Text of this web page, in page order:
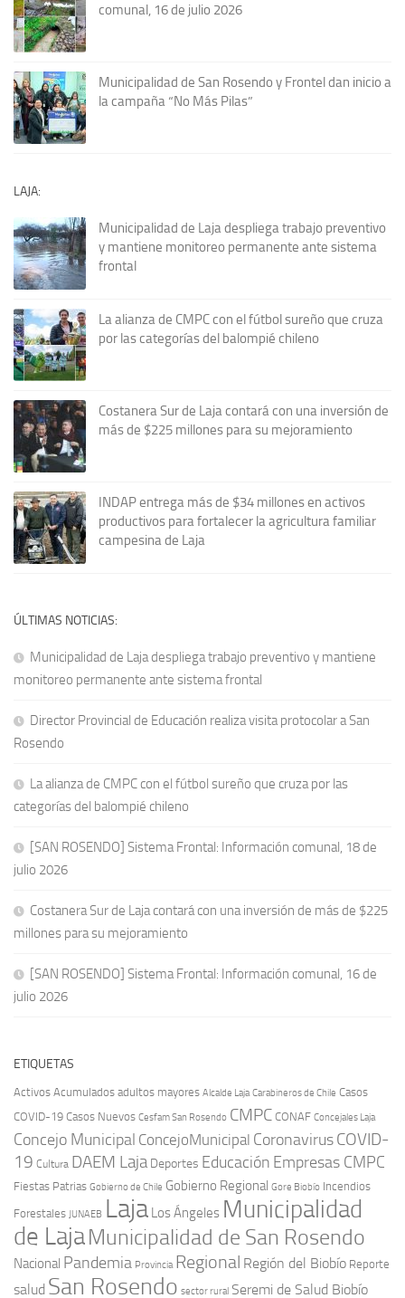
comunal, 16 de julio 2026
Municipalidad de San Rosendo y Frontel dan inicio a
la campaña “No Más Pilas”
LAJA:
Municipalidad de Laja despliega trabajo preventivo
y mantiene monitoreo permanente ante sistema
frontal
La alianza de CMPC con el fútbol sureño que cruza
por las categorías del balompié chileno
Costanera Sur de Laja contará con una inversión de
más de $225 millones para su mejoramiento
INDAP entrega más de $34 millones en activos
productivos para fortalecer la agricultura familiar
campesina de Laja
ÚLTIMAS NOTICIAS:
Municipalidad de Laja despliega trabajo preventivo y mantiene
monitoreo permanente ante sistema frontal
Director Provincial de Educación realiza visita protocolar a San
Rosendo
La alianza de CMPC con el fútbol sureño que cruza por las
categorías del balompié chileno
[SAN ROSENDO] Sistema Frontal: Información comunal, 18 de
julio 2026
Costanera Sur de Laja contará con una inversión de más de $225
millones para su mejoramiento
[SAN ROSENDO] Sistema Frontal: Información comunal, 16 de
julio 2026
ETIQUETAS
Activos Acumulados adultos mayores Alcalde Laja Carabineros de Chile Casos
COVID-19 Casos Nuevos Cesfam San Rosendo CMPC CONAF Concejales Laja
Concejo Municipal ConcejoMunicipal CoronavirusCOVID-
19 Cultura DAEM Laja Deportes Educación Empresas CMPC
Fiestas Patrias Gobierno de Chile Gobierno Regional Gore Biobío Incendios
Forestales JUNAEB Laja Los Ángeles Municipalidad
de LajaMunicipalidad de San Rosendo
Nacional Pandemia Provincia Regional Región del Biobío Reporte
salud San Rosendo sector rural Seremi de Salud Biobío